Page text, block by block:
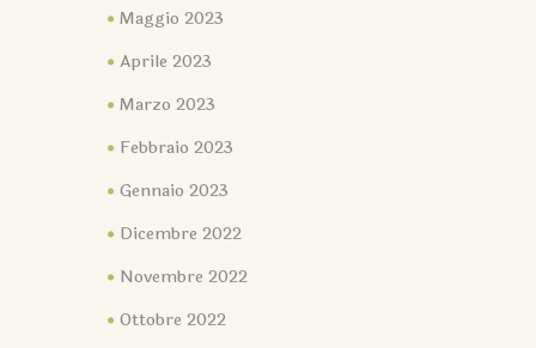
Maggio 2023
Aprile 2023
Marzo 2023
Febbraio 2023
Gennaio 2023
Dicembre 2022
Novembre 2022
Ottobre 2022